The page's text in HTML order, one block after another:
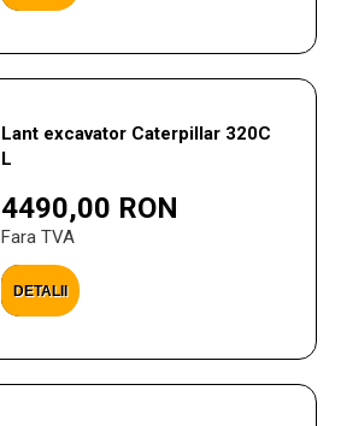
Lant excavator Caterpillar 320C
L
4490,00 RON
Fara TVA
DETALII